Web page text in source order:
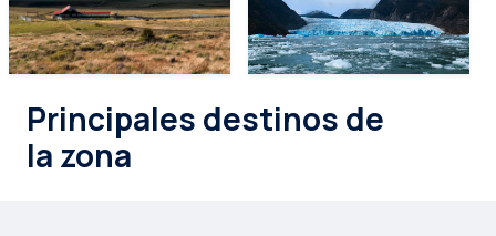
Principales destinos de
la zona